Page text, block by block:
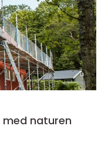
naturen